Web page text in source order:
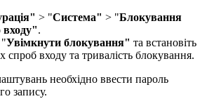
> "Система" > "Блокування
входу".
"Увімкнути блокування" та встановіть
спроб входу та тривалість блокування.
необхідно ввести пароль
запису.